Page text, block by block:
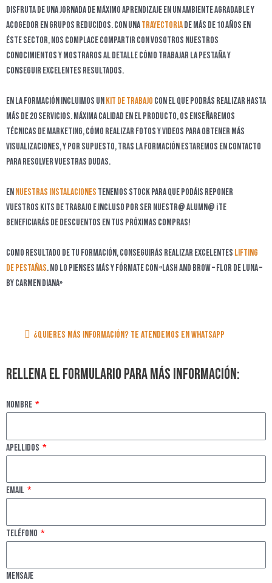
Disfruta de una jornada de máximo aprendizaje en un ambiente agradable y
acogedor en grupos reducidos. Con unatrayectoriade más de 10 años en
éste sector, nos complace compartir con vosotros nuestros
conocimientos y mostraros al detalle cómo trabajar la pestaña y
conseguir excelentes resultados.
En la formación incluimos unkit de trabajo con el que podrás realizar hasta
más de 20 servicios. Máxima calidad en el producto, os enseñaremos
técnicas de marketing, cómo realizar fotos y videos para obtener más
visualizaciones, y por supuesto, tras la formación estaremos en contacto
para resolver vuestras dudas.
Ennuestras instalaciones tenemos stock para que podáis reponer
vuestros kits de trabajo e incluso por ser nuestr@ alumn@ ¡te
beneficiarás de descuentos en tus próximas compras!
Como resultado de tu formación, conseguirás realizar excelentes lifting
de pestañas. No lo pienses más y fórmate con «LASH AND BROW – FLOR DE LUNA –
by Carmen Diana»
¿Quieres más información? Te atendemos en whatsapp
Rellena el formulario para más información:
Nombre
Apellidos
Email
Teléfono
Mensaje